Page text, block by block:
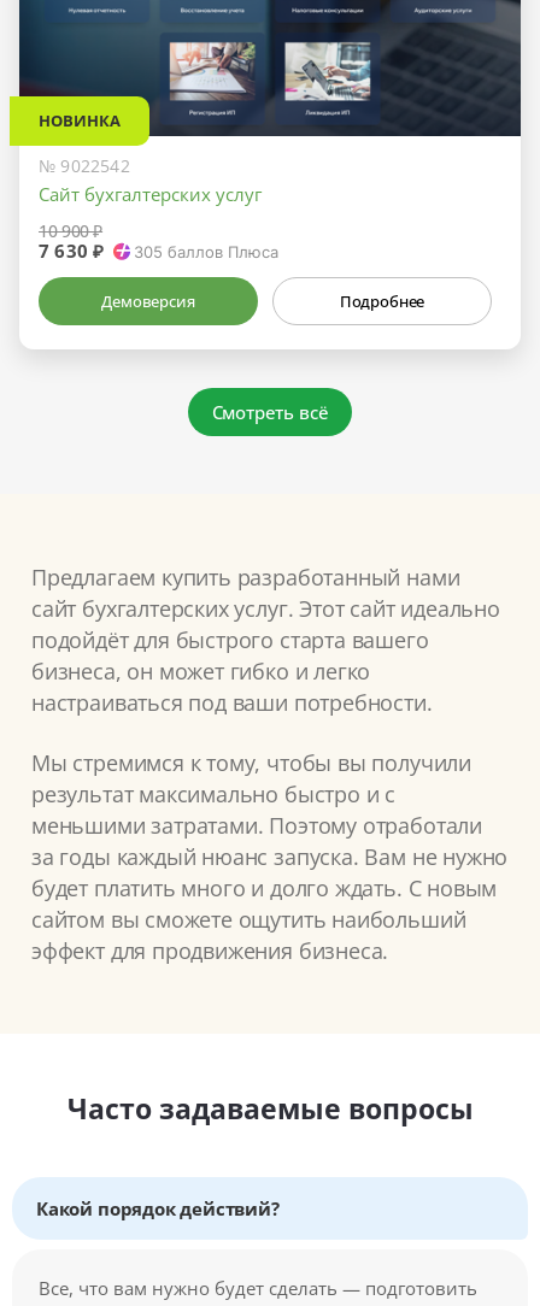
НОВИНКА
№ 9022542
Сайт бухгалтерских услуг
10 900 ₽
7 630 ₽ 305 баллов Плюса
Демоверсия Подробнее
Смотреть всё
Предлагаем купить разработанный нами
сайт бухгалтерских услуг. Этот сайт идеально
подойдёт для быстрого старта вашего
бизнеса, он может гибко и легко
настраиваться под ваши потребности.
Мы стремимся к тому, чтобы вы получили
результат максимально быстро и с
меньшими затратами. Поэтому отработали
за годы каждый нюанс запуска. Вам не нужно
будет платить много и долго ждать. С новым
сайтом вы сможете ощутить наибольший
эффект для продвижения бизнеса.
Часто задаваемые вопросы
Какой порядок действий?
Все, что вам нужно будет сделать — подготовить